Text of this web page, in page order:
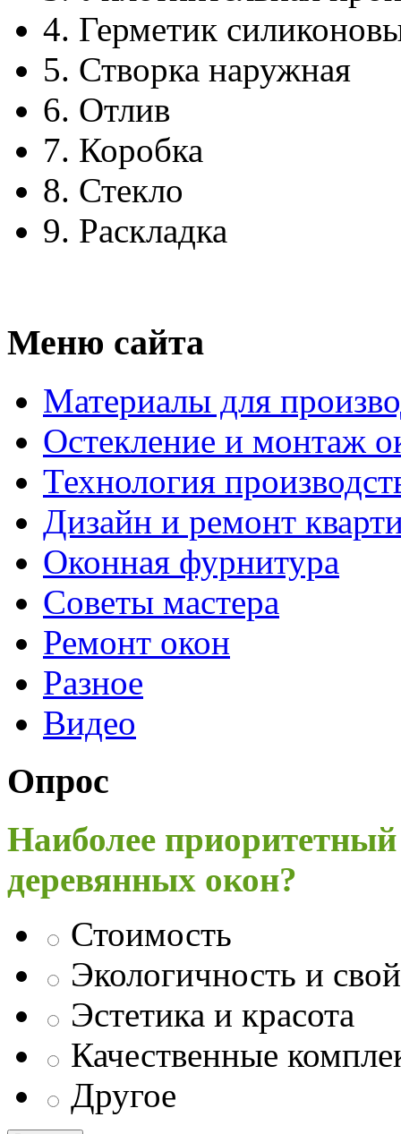
4. Герметик
5. Створка наружная
6. Отлив
7. Коробка
8. Стекло
9. Раскладка
Меню сайта
Материалы для
Остекление и монтаж
Технология
Дизайн и ремонт
Оконная фурнитура
Советы мастера
Ремонт окон
Разное
Видео
Опрос
Наиболее
деревянных окон?
Стоимость
Экологичность и
Эстетика и красота
Качественные
Другое